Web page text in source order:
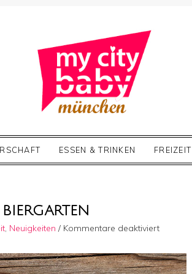
ESSEN & TRINKEN FREIZEIT
, Neuigkeiten / Kommentare deaktiviertfür
-
>